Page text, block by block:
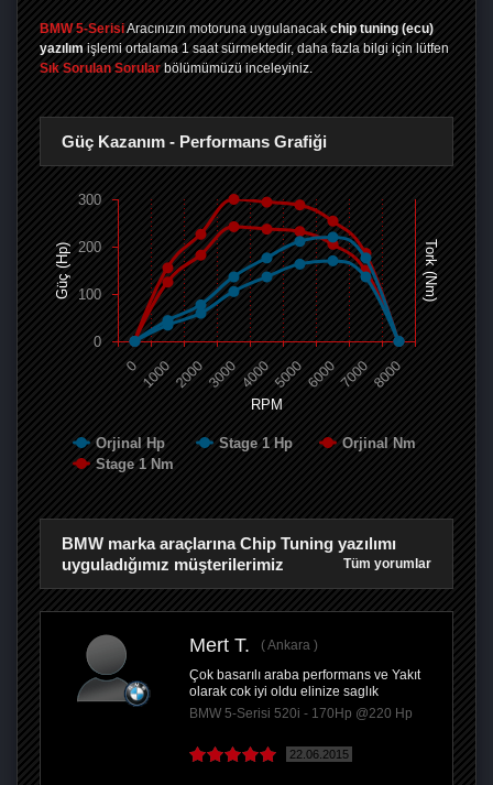
BMW 5-SerisiAracınızın motoruna uygulanacak chip tuning (ecu)
yazılım işlemi ortalama 1 saat sürmektedir, daha fazla bilgi için lütfen
Sık Sorulan Sorular bölümümüzü inceleyiniz.
Güç Kazanım - Performans Grafiği
RPM
Güç (Hp) Tork (Nm)
Orjinal Hp Stage 1 Hp
Orjinal Nm
Stage 1 Nm
0 100020003000 40005000600070008000
0
100
200
300
BMW marka araçlarına Chip Tuning yazılımı
uyguladığımız müşterilerimiz
Tüm yorumlar
Mert T.
Ankara
Çok basarılı araba performans ve Yakıt
olarak cok iyi oldu elinize saglık
BMW 5-Serisi 520i - 170Hp @220 Hp
22.06.2015